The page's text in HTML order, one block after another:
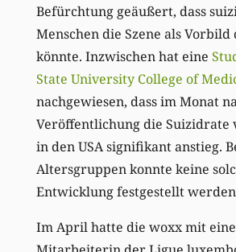
Befürchtung geäußert, dass
Menschen die Szene als Vorbild
könnte. Inzwischen hat eine
State University College of
nachgewiesen, dass im Monat
Veröffentlichung die Suizidrate
in den USA signifikant anstieg.
Altersgruppen konnte keine
Entwicklung festgestellt
Im April hatte die woxx mit